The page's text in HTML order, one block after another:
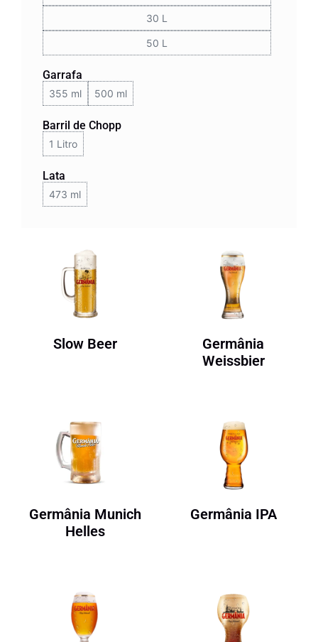
30 L
50 L
Garrafa
355 ml 500 ml
Barril de Chopp
1 Litro
Lata
473 ml
Slow Beer
Germânia
Weissbier
Germânia Munich
Helles
Germânia IPA